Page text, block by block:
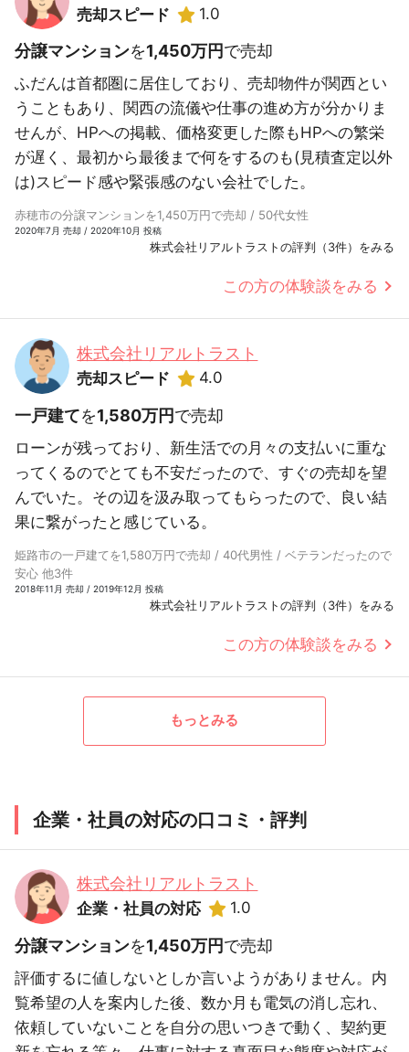
売却スピード 1.0
分譲マンションを1,450万円で売却
ふだんは首都圏に居住しており、売却物件が関西とい
うこともあり、関西の流儀や仕事の進め方が分かりま
せんが、HPへの掲載、価格変更した際もHPへの繁栄
が遅く、最初から最後まで何をするのも(見積査定以外
は)スピード感や緊張感のない会社でした。
赤穂市の分譲マンションを1,450万円で売却 / 50代女性
2020年7月 売却 / 2020年10月 投稿
株式会社リアルトラストの評判（3件）をみる
この方の体験談をみる
株式会社リアルトラスト
売却スピード 4.0
一戸建てを1,580万円で売却
ローンが残っており、新生活での月々の支払いに重な
ってくるのでとても不安だったので、すぐの売却を望
んでいた。その辺を汲み取ってもらったので、良い結
果に繋がったと感じている。
姫路市の一戸建てを1,580万円で売却 / 40代男性 / ベテランだったので
安心 他3件
2018年11月 売却 / 2019年12月 投稿
株式会社リアルトラストの評判（3件）をみる
この方の体験談をみる
もっとみる
企業・社員の対応の口コミ・評判
株式会社リアルトラスト
企業・社員の対応 1.0
分譲マンションを1,450万円で売却
評価するに値しないとしか言いようがありません。内
覧希望の人を案内した後、数か月も電気の消し忘れ、
依頼していないことを自分の思いつきで動く、契約更